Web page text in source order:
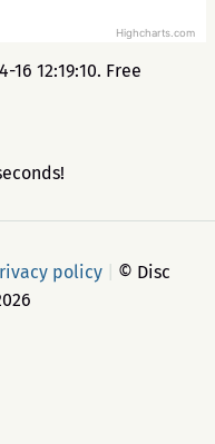
Highcharts.com
12:19:10. Free
policy
© Disc